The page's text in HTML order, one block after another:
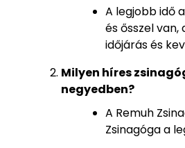
A legjobb idő
és ősszel
időjárás és
Milyen híres
negyedben?
A Remuh
Zsinagóga a